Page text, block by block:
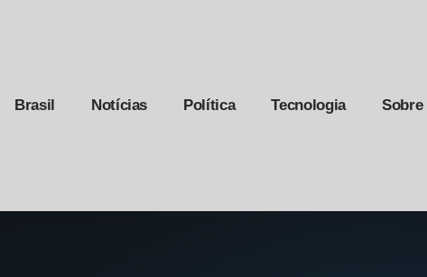
Brasil Notícias Política Tecnologia Sobre